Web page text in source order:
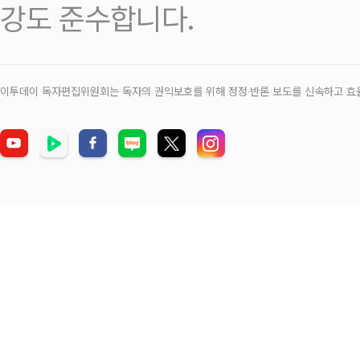
강도 준수합니다.
이투데이 독자편집위원회는 독자의 권익보호를 위해 정정‧반론 보도를 신속하고